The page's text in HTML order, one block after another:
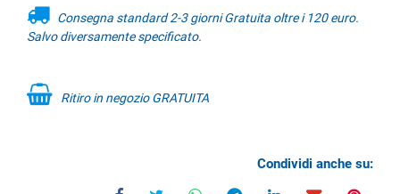
Consegna standard 2-3 giorni Gratuita oltre i 120 euro.
Salvo diversamente specificato.
Ritiro in negozio GRATUITA
Condividi anche su: